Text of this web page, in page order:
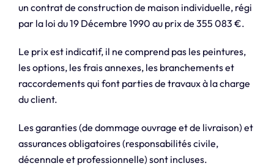
un contrat de construction de maison individuelle, régi
par la loi du 19 Décembre 1990 au prix de 355 083 €.
Le prix est indicatif, il ne comprend pas les peintures,
les options, les frais annexes, les branchements et
raccordements qui font parties de travaux à la charge
du client.
Les garanties (de dommage ouvrage et de livraison) et
assurances obligatoires (responsabilités civile,
décennale et professionnelle) sont incluses.